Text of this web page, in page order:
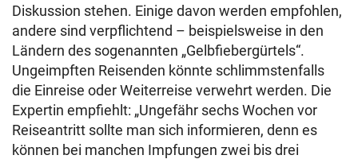
Diskussion stehen. Einige davon werden empfohlen,
andere sind verpflichtend – beispielsweise in den
Ländern des sogenannten „Gelbfiebergürtels“.
Ungeimpften Reisenden könnte schlimmstenfalls
die Einreise oder Weiterreise verwehrt werden. Die
Expertin empfiehlt: „Ungefähr sechs Wochen vor
Reiseantritt sollte man sich informieren, denn es
können bei manchen Impfungen zwei bis drei